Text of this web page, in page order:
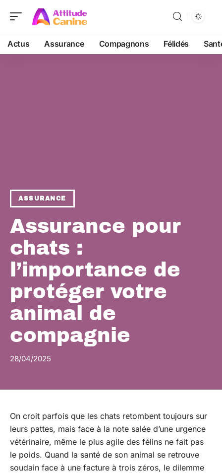
Actus Assurance Compagnons Félidés
ASSURANCE
Assurance pour
chats :
l’importance de
protéger votre
animal de
compagnie
28/04/2025
On croit parfois que les chats retombent toujours sur
leurs pattes, mais face à la note salée d’une urgence
vétérinaire, même le plus agile des félins ne fait pas
le poids. Quand la santé de son animal se retrouve
soudain face à une facture à trois zéros, le dilemme